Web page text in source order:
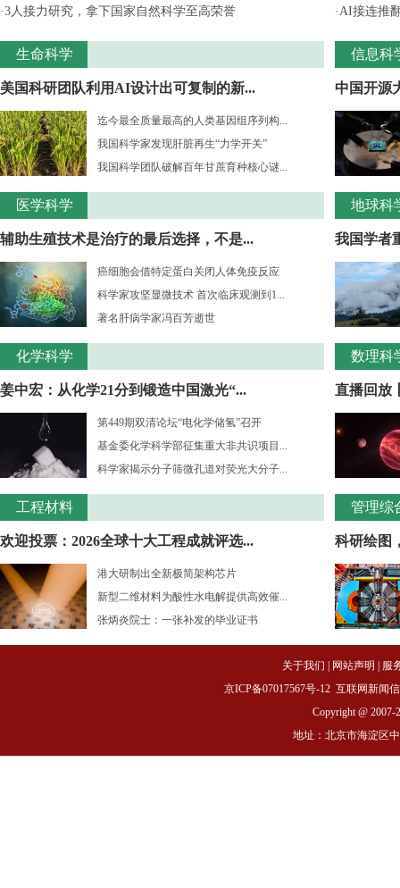
·3人接力研究，拿下国家自然科学至高荣誉
生命科学
美国科研团队利用AI设计出可复制的新...
迄今最全质量最高的人类基因组序列构...
我国科学家发现肝脏再生“力学开关”
我国科学团队破解百年甘蔗育种核心谜...
医学科学
辅助生殖技术是治疗的最后选择，不是...
癌细胞会借特定蛋白关闭人体免疫反应
科学家攻坚显微技术 首次临床观测到1...
著名肝病学家冯百芳逝世
化学科学
姜中宏：从化学21分到锻造中国激光“...
第449期双清论坛“电化学储氢”召开
基金委化学科学部征集重大非共识项目...
科学家揭示分子筛微孔道对荧光大分子...
工程材料
欢迎投票：2026全球十大工程成就评选...
港大研制出全新极简架构芯片
新型二维材料为酸性水电解提供高效催...
张炳炎院士：一张补发的毕业证书
·AI接连推
信息科
中国开源
地球科
我国学者
数理科
直播回放
管理综
科研绘图
关于我们 网站声明
服
京ICP备07017567号-12 互联网新闻
Copyright @ 2007-
地址：北京市海淀区